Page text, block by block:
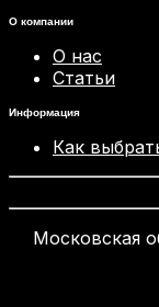
О компании
О нас
Статьи
Информация
Как
Московская